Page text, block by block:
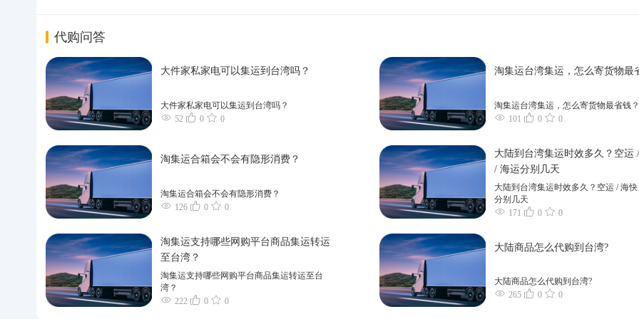
代购问答
大件家私家电可以集运到台湾吗？
大件家私家电可以集运到台湾吗？
52
0 0
淘集运台湾集运，怎么寄货物最
淘集运台湾集运，怎么寄货物最省钱？
101
0 0
淘集运合箱会不会有隐形消费？
淘集运合箱会不会有隐形消费？
126
0 0
大陆到台湾集运时效多久？空运
/ 海运分别几天
大陆到台湾集运时效多久？空运 / 海快
分别几天
171
0 0
淘集运支持哪些网购平台商品集运转运
至台湾？
淘集运支持哪些网购平台商品集运转运至台
湾？
222
0 0
大陆商品怎么代购到台湾?
大陆商品怎么代购到台湾?
265
0 0